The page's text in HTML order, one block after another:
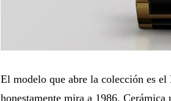
El modelo que abre la colección es el
honestamente mira a 1986.